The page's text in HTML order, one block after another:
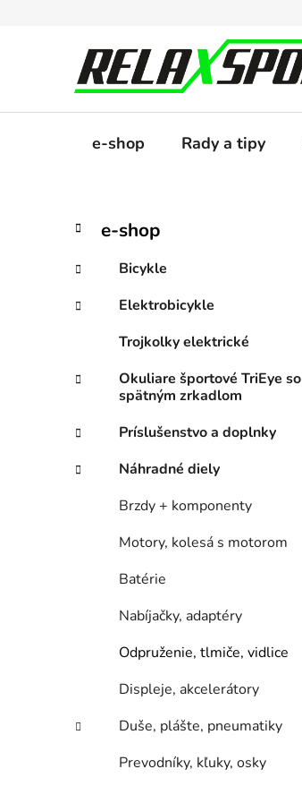
e-shop Rady a tipy
B
č
ý
n
l
Preskočiť
kategórie
K
a
e
g
ó
e
e-shop
Bicykle
Elektrobicykle
Trojkolky elektrické
Okuliare športové TriEye so
spätným zrkadlom
Príslušenstvo a doplnky
Náhradné diely
Brzdy + komponenty
Motory, kolesá s motorom
Batérie
Nabíjačky, adaptéry
Odpruženie, tlmiče, vidlice
Displeje, akcelerátory
Duše, plášte, pneumatiky
Prevodníky, kľuky, osky